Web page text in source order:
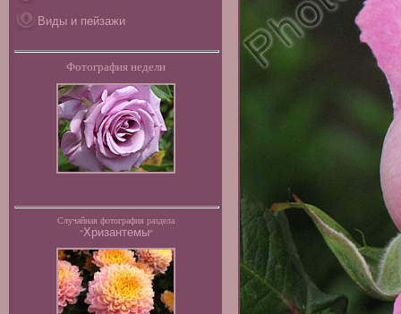
Виды и пейзажи
Фотография недели
Случайная фотография раздела
"Хризантемы"